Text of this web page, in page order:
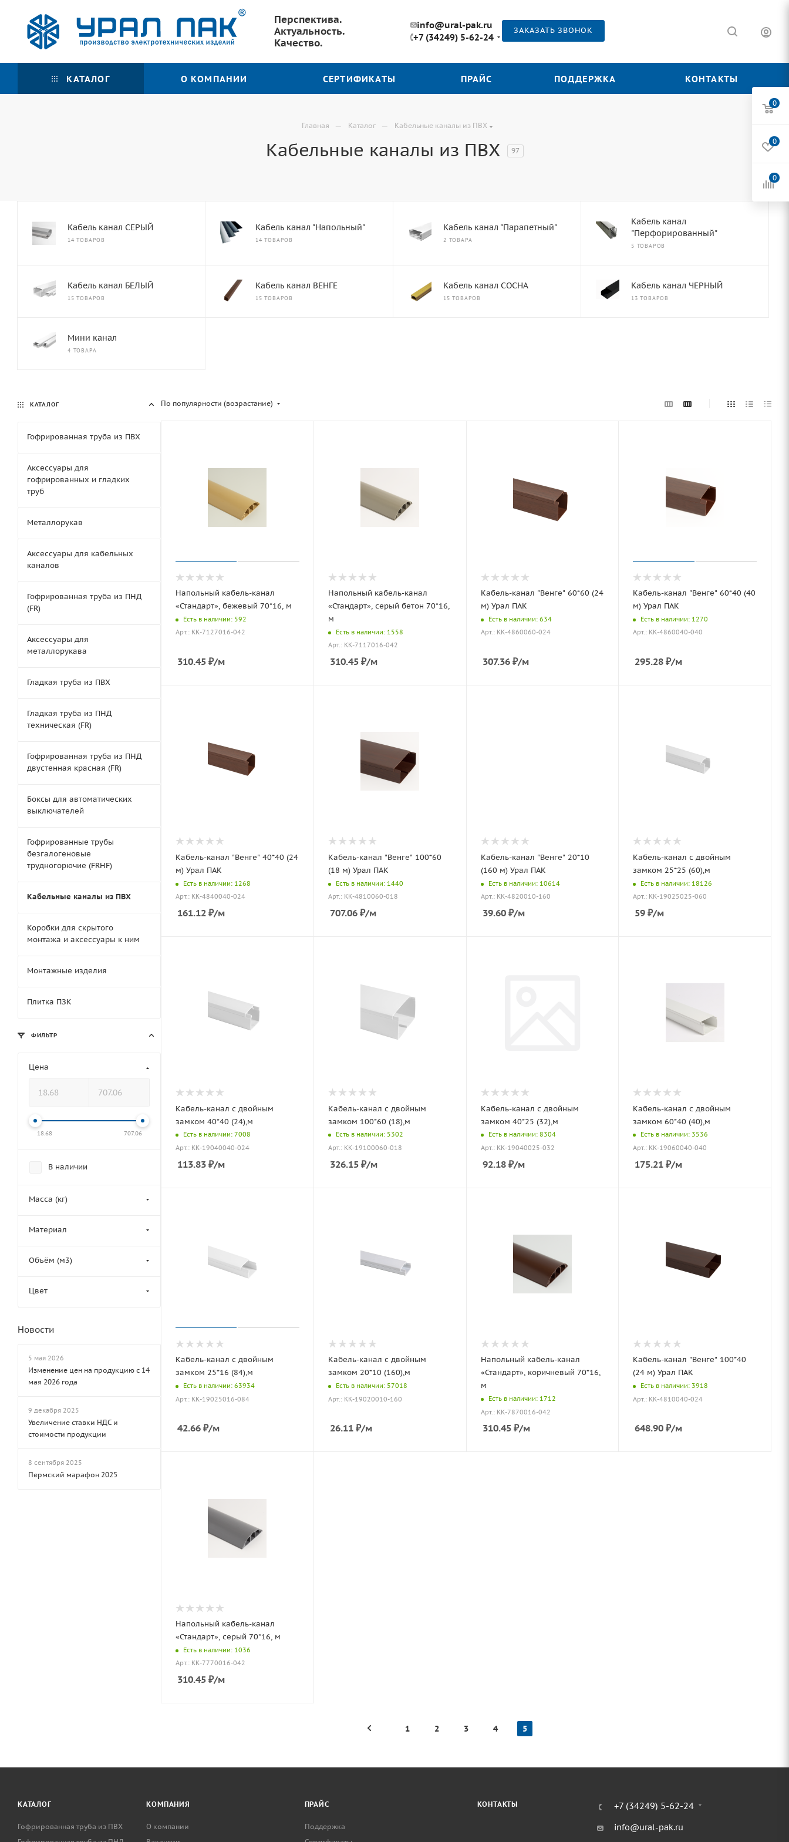
Перспектива.
Актуальность.
Качество.
info@ural-pak.ru
+7 (34249) 5-62-24
ЗАКАЗАТЬ ЗВОНОК
КАТАЛОГ О КОМПАНИИ СЕРТИФИКАТЫ ПРАЙС ПОДДЕРЖКА КОНТАКТЫ
Главная — Каталог — Кабельные каналы из ПВХ
Кабельные каналы из ПВХ 97
Кабель канал СЕРЫЙ
14 ТОВАРОВ
Кабель канал "Напольный"
14 ТОВАРОВ
Кабель канал "Парапетный"
2 ТОВАРА
Кабель канал
"Перфорированный"
5 ТОВАРОВ
Кабель канал БЕЛЫЙ
15 ТОВАРОВ
Кабель канал ВЕНГЕ
15 ТОВАРОВ
Кабель канал СОСНА
15 ТОВАРОВ
Кабель канал ЧЕРНЫЙ
13 ТОВАРОВ
Мини канал
4 ТОВАРА
По популярности (возрастание)
Напольный кабель-канал
«Стандарт», бежевый 70*16, м
Есть в наличии: 592
Арт.: КК-7127016-042
310.45 ₽/м
Напольный кабель-канал
«Стандарт», серый бетон 70*16,
м
Есть в наличии: 1558
Арт.: КК-7117016-042
310.45₽/м
Кабель-канал "Венге" 60*60 (24
м) Урал ПАК
Есть в наличии: 634
Арт.: КК-4860060-024
307.36₽/м
Кабель-канал "Венге" 60*40 (40
м) Урал ПАК
Есть в наличии: 1270
Арт.: КК-4860040-040
295.28 ₽/м
Кабель-канал "Венге" 40*40 (24
м) Урал ПАК
Есть в наличии: 1268
Арт.: КК-4840040-024
161.12 ₽/м
Кабель-канал "Венге" 100*60
(18 м) Урал ПАК
Есть в наличии: 1440
Арт.: КК-4810060-018
707.06₽/м
Кабель-канал "Венге" 20*10
(160 м) Урал ПАК
Есть в наличии: 10614
Арт.: КК-4820010-160
39.60₽/м
Кабель-канал с двойным
замком 25*25 (60),м
Есть в наличии: 18126
Арт.: КК-19025025-060
59 ₽/м
Кабель-канал с двойным
замком 40*40 (24),м
Есть в наличии: 7008
Арт.: КК-19040040-024
113.83 ₽/м
Кабель-канал с двойным
замком 100*60 (18),м
Есть в наличии: 5302
Арт.: КК-19100060-018
326.15₽/м
Кабель-канал с двойным
замком 40*25 (32),м
Есть в наличии: 8304
Арт.: КК-19040025-032
92.18₽/м
Кабель-канал с двойным
замком 60*40 (40),м
Есть в наличии: 3536
Арт.: КК-19060040-040
175.21 ₽/м
Кабель-канал с двойным
замком 25*16 (84),м
Есть в наличии: 63934
Арт.: КК-19025016-084
42.66 ₽/м
Кабель-канал с двойным
замком 20*10 (160),м
Есть в наличии: 57018
Арт.: КК-19020010-160
26.11₽/м
Напольный кабель-канал
«Стандарт», коричневый 70*16,
м
Есть в наличии: 1712
Арт.: КК-7870016-042
310.45₽/м
Кабель-канал "Венге" 100*40
(24 м) Урал ПАК
Есть в наличии: 3918
Арт.: КК-4810040-024
648.90 ₽/м
Напольный кабель-канал
«Стандарт», серый 70*16, м
Есть в наличии: 1036
Арт.: КК-7770016-042
310.45 ₽/м
1 2 3 4 5
КАТАЛОГ
Гофрированная труба из ПВХ
Аксессуары для
гофрированных и гладких
труб
Металлорукав
Аксессуары для кабельных
каналов
Гофрированная труба из ПНД
(FR)
Аксессуары для
металлорукава
Гладкая труба из ПВХ
Гладкая труба из ПНД
техническая (FR)
Гофрированная труба из ПНД
двустенная красная (FR)
Боксы для автоматических
выключателей
Гофрированные трубы
безгалогеновые
трудногорючие (FRHF)
Кабельные каналы из ПВХ
Коробки для скрытого
монтажа и аксессуары к ним
Монтажные изделия
Плитка ПЗК
ФИЛЬТР
Цена
18.68 707.06
В наличии
Масса (кг)
Материал
Объём (м3)
Цвет
Новости
5 мая 2026
Изменение цен на продукцию с 14
мая 2026 года
9 декабря 2025
Увеличение ставки НДС и
стоимости продукции
8 сентября 2025
Пермский марафон 2025
КАТАЛОГ
Гофрированная труба из ПВХ
КОМПАНИЯ
О компании
ПРАЙС
Поддержка
КОНТАКТЫ +7 (34249) 5-62-24
info@ural-pak.ru
0
0
0